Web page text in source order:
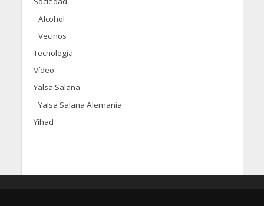
Alcohol
Vecinos
Tecnología
Vídeo
Yalsa Salana
Yalsa Salana Alemania
Yihad